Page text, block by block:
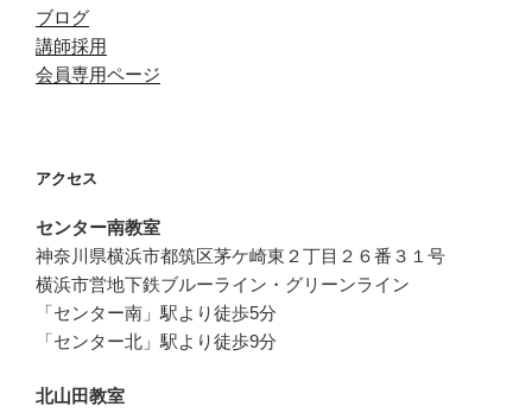
ブログ
講師採用
会員専用ページ
アクセス
センター南教室
神奈川県横浜市都筑区茅ケ崎東２丁目２６番３１号
横浜市営地下鉄ブルーライン・グリーンライン
「センター南」駅より徒歩5分
「センター北」駅より徒歩9分
北山田教室